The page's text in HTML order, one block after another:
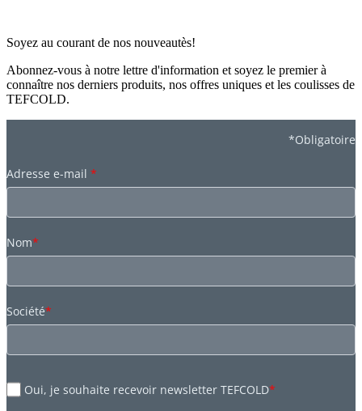
Soyez au courant de nos nouveautès!
Abonnez-vous à notre lettre d'information et soyez le premier à
connaître nos derniers produits, nos offres uniques et les coulisses de
TEFCOLD.
*Obligatoire
Adresse e-mail *
Nom*
Société*
Oui, je souhaite recevoir newsletter TEFCOLD*